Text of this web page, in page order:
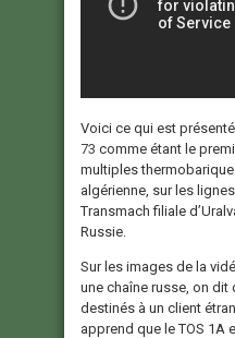
Voici ce qui est
73 comme étant le
multiples
algérienne, sur les
Transmach filiale
Russie.
Sur les images de la
une chaîne russe, on dit
destinés à un client
apprend que le TOS 1A